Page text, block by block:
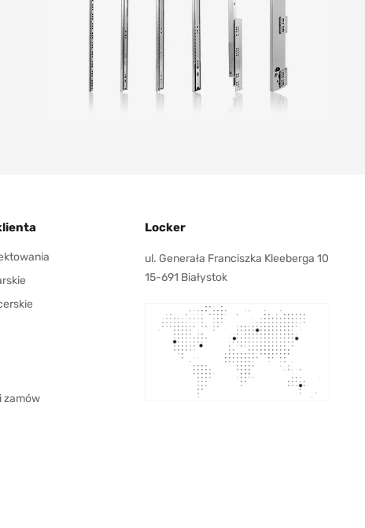
zamów
Locker
ul. Generała Franciszka Kleeberga 10
15-691 Białystok